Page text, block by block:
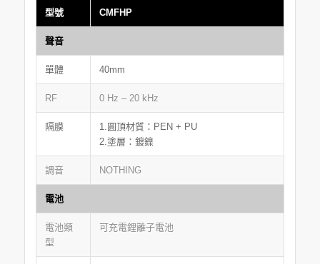
型號 CMFHP
聲音
單體 40mm
RF 0 Hz – 20 kHz
隔膜
1.圓頂材質：PEN + PU
2.塗層：鍍鎳
調音 NOTHING
電池
電池類
型
可充電鋰離子電池